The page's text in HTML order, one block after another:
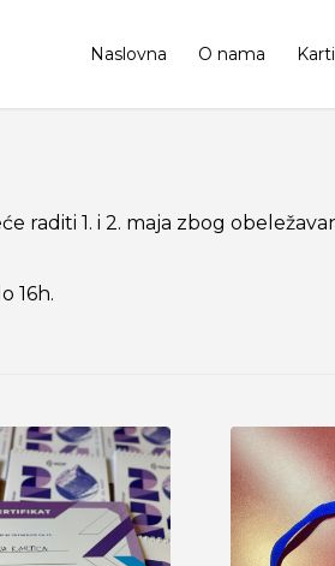
Naslovna O nama
raditi 1. i 2. maja zbog
16h.